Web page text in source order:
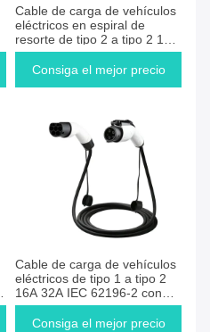
Cable de carga de vehículos
eléctricos en espiral de
resorte de tipo 2 a tipo 2 16A
32A Cable de carga de
automóviles eléctricos
Consiga el mejor precio
Cable de carga de vehículos
eléctricos de tipo 1 a tipo 2
16A 32A IEC 62196-2 con
certificación TUV CE
Consiga el mejor precio